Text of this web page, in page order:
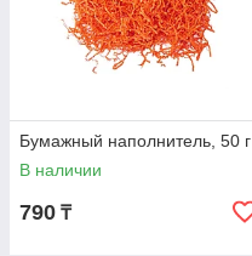
Бумажный наполнитель, 50 г
В наличии
790 ₸